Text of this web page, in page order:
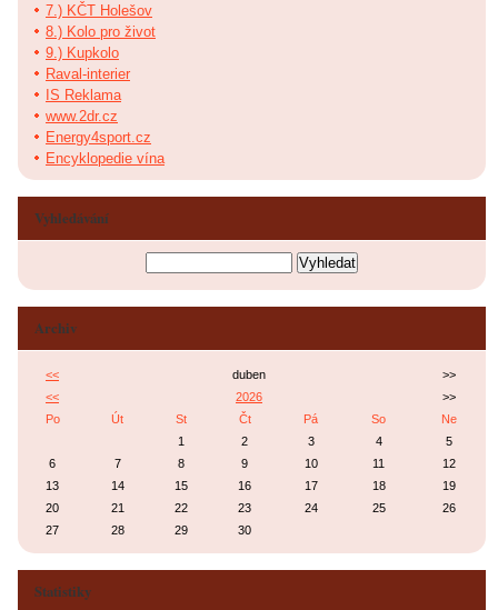
7.) KČT Holešov
8.) Kolo pro život
9.) Kupkolo
Raval-interier
IS Reklama
www.2dr.cz
Energy4sport.cz
Encyklopedie vína
Vyhledávání
Archiv
<< duben
>>
<<
2026
>>
Po
Út St Čt Pá So
Ne
1
2 3 4
5
6
7 8 9 10 11
12
13
14 15 16 17 18
19
20
21 22 23 24 25
26
27
28 29 30
Statistiky